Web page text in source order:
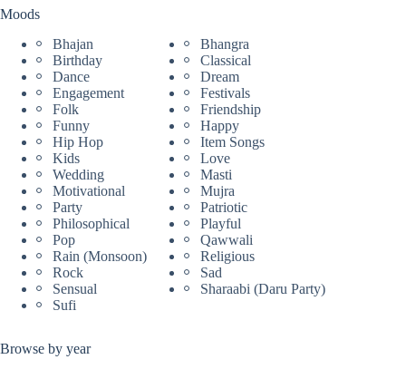
Moods
Bhajan
Bhangra
Birthday
Classical
Dance
Dream
Engagement
Festivals
Folk
Friendship
Funny
Happy
Hip Hop
Item Songs
Kids
Love
Wedding
Masti
Motivational
Mujra
Party
Patriotic
Philosophical
Playful
Pop
Qawwali
Rain (Monsoon)
Religious
Rock
Sad
Sensual
Sharaabi (Daru Party)
Sufi
Browse by year